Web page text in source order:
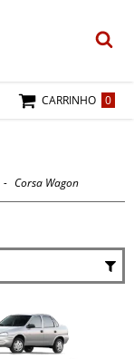
CARRINHO 0
- Corsa Wagon